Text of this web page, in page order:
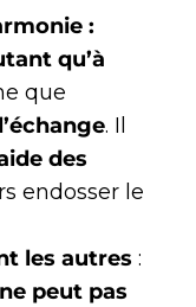
:
qu’à
que
. Il
des
endosser le
les autres :
peut pas